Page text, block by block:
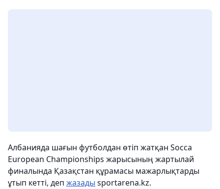
Албанияда шағын футболдан өтіп жатқан Socca
European Championships жарысының жартылай
финалында Қазақстан құрамасы мажарлықтарды
ұтып кетті, деп жазады sportarena.kz.